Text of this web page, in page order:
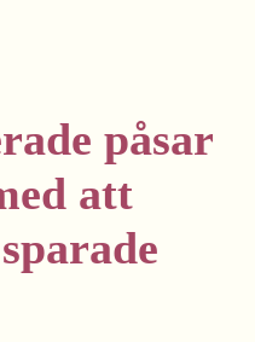
påsar
att